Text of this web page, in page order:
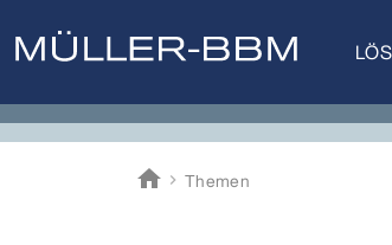
home
Müller-BBM
Themen